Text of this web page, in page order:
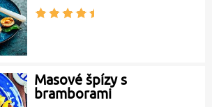
Masové špízy s
bramborami